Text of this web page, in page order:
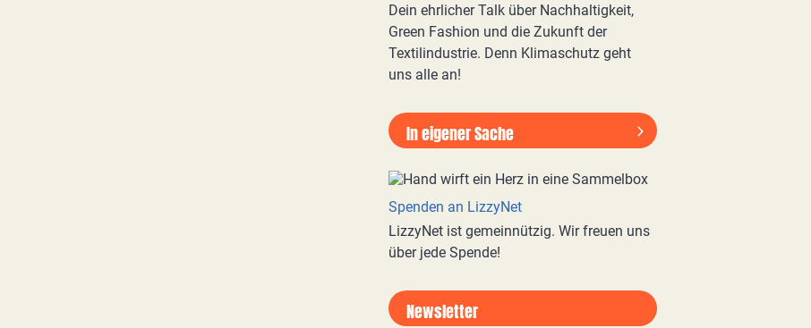
Dein ehrlicher Talk über Nachhaltigkeit,
Green Fashion und die Zukunft der
Textilindustrie. Denn Klimaschutz geht
uns alle an!
In eigener Sache
Spenden an LizzyNet
LizzyNet ist gemeinnützig. Wir freuen uns
über jede Spende!
Newsletter